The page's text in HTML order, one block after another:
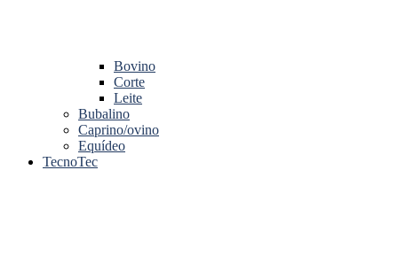
Bovino
Corte
Leite
Bubalino
Caprino/ovino
Equídeo
TecnoTec